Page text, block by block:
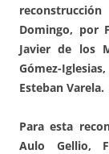
Domingo, por
Javier de los
Gómez-
Esteban Varela.
Para esta
Aulo Gellio,